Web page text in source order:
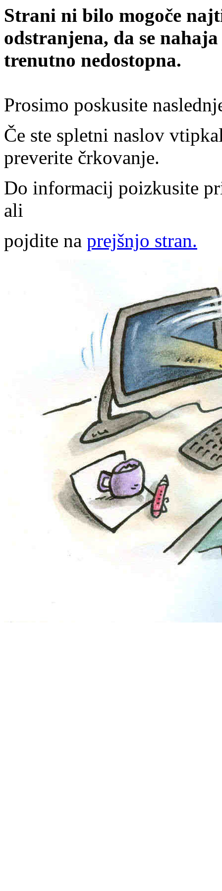
Strani ni bilo mogoče
odstranjena, da se
trenutno nedostopna.
Prosimo poskusite
Če ste spletni naslov
preverite črkovanje.
Do informacij poizkusite
ali
pojdite na prejšnjo stran.